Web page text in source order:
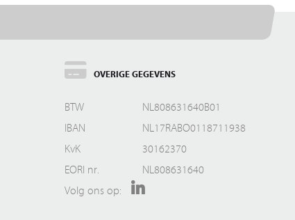
OVERIGE GEGEVENS
BTW
NL808631640B01
IBAN
NL17RABO0118711938
KvK
30162370
EORI nr.
NL808631640
Volg ons op: